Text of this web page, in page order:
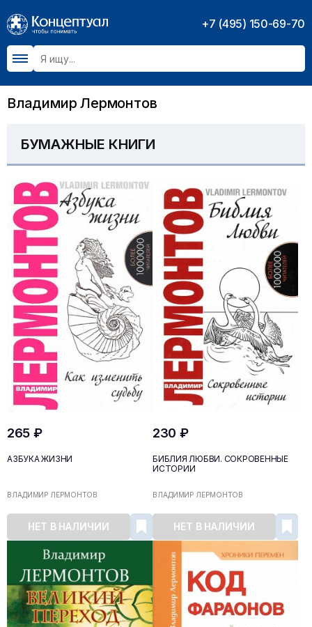
+7 (495) 150-69-70
Владимир Лермонтов
БУМАЖНЫЕ КНИГИ
265 ₽
АЗБУКА ЖИЗНИ
ВЛАДИМИР ЛЕРМОНТОВ
НЕТ В НАЛИЧИИ
230 ₽
БИБЛИЯ ЛЮБВИ. СОКРОВЕННЫЕ
ИСТОРИИ
ВЛАДИМИР ЛЕРМОНТОВ
НЕТ В НАЛИЧИИ